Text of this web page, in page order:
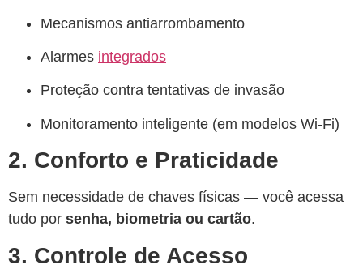
Mecanismos antiarrombamento
Alarmes integrados
Proteção contra tentativas de invasão
Monitoramento inteligente (em modelos Wi-Fi)
2. Conforto e Praticidade
Sem necessidade de chaves físicas — você acessa
tudo por senha, biometria ou cartão.
3. Controle de Acesso